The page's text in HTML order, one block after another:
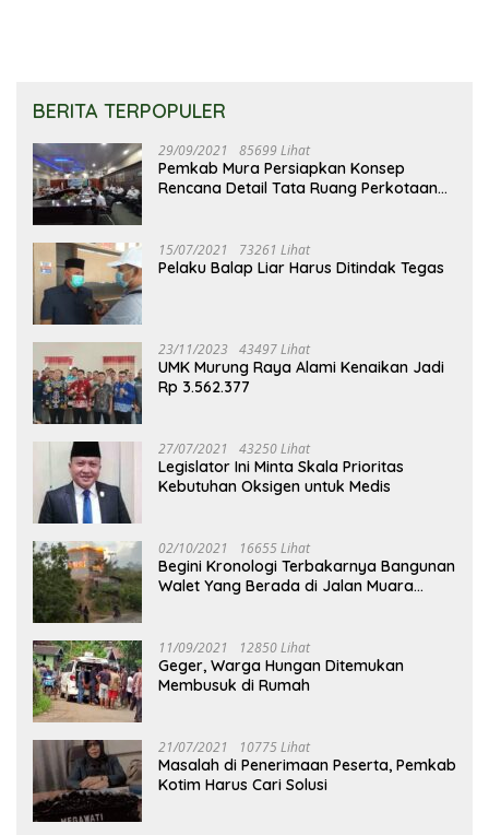
BERITA TERPOPULER
29/09/2021 85699 Lihat
Pemkab Mura Persiapkan Konsep
Rencana Detail Tata Ruang Perkotaan
15/07/2021 73261 Lihat
Pelaku Balap Liar Harus Ditindak Tegas
23/11/2023 43497 Lihat
UMK Murung Raya Alami Kenaikan Jadi
Rp 3.562.377
27/07/2021 43250 Lihat
Legislator Ini Minta Skala Prioritas
Kebutuhan Oksigen untuk Medis
02/10/2021 16655 Lihat
Begini Kronologi Terbakarnya Bangunan
Walet Yang Berada di Jalan Muara
11/09/2021 12850 Lihat
Geger, Warga Hungan Ditemukan
Membusuk di Rumah
21/07/2021 10775 Lihat
Masalah di Penerimaan Peserta, Pemkab
Kotim Harus Cari Solusi